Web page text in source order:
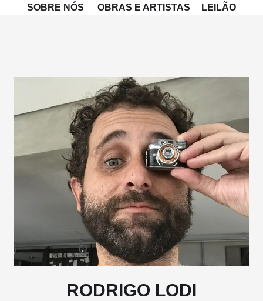
SOBRE NÓS OBRAS E ARTISTAS LEILÃO
RODRIGO LODI